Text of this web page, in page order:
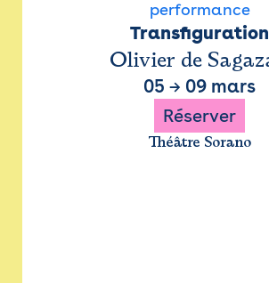
performance
Transfiguration
Olivier de
05 → 09 mars
Réserver
Théâtre Sorano